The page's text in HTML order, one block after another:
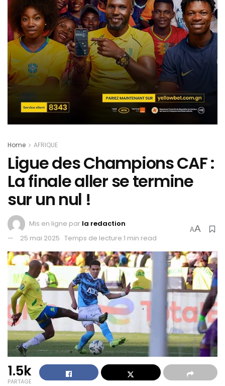
Home AFRIQUE
Ligue des Champions CAF :
La finale aller se termine
sur un nul !
Mis en ligne par la redaction
25 mai 2025 Temps de lecture:1 min read
AA
1.5k
PARTAGE